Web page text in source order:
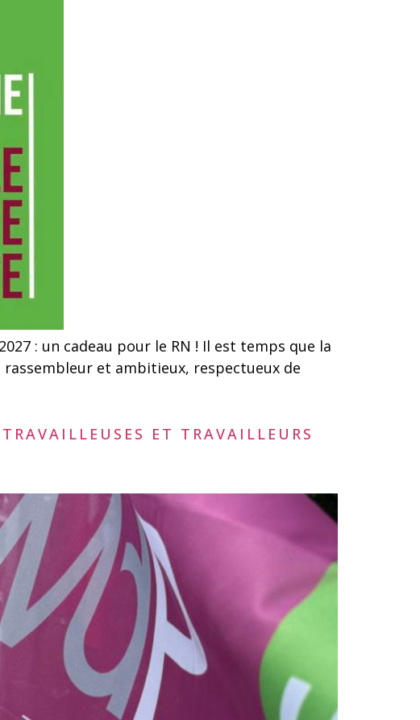
: un cadeau pour le RN ! Il est temps que la
et ambitieux, respectueux de
ET TRAVAILLEURS